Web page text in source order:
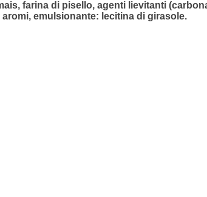
farina di pisello, agenti lievitanti
emulsionante: lecitina di girasole.